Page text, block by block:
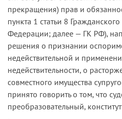
прекращения) прав и
пункта 1 статьи 8
Федерации; далее — ГК РФ),
решения о признании
недействительной и
недействительности, о
совместного имущества
принято говорить о том, что
преобразовательный,